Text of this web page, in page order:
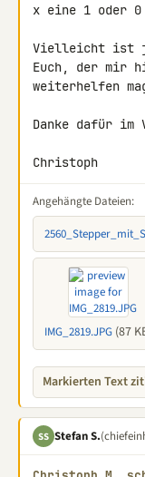
x eine 1 oder
Vielleicht ist ja
Euch, der mir
weiterhelfen
Danke dafür im
Christoph
Angehängte Dateien:
IMG_2819.JPG (87
Markierten Text
SS Stefan S.